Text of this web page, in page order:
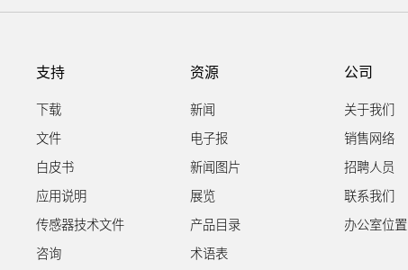
支持
下载
文件
白皮书
应用说明
传感器技术文件
咨询
资源
新闻
电子报
新闻图片
展览
产品目录
术语表
公司
关于我们
销售网络
招聘人员
联系我们
办公室位置